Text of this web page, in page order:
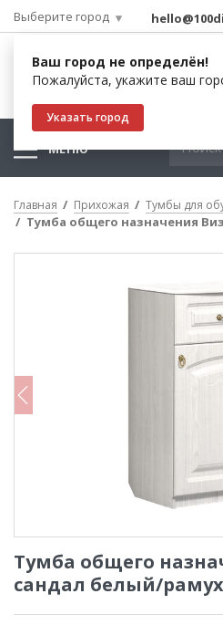
Выберите город
Ваш город не определён!
Пожалуйста, укажите ваш
Указать город
МЕНЮ
Главная Прихожая Тумбы для
Тумба общего назначения
Тумба общего
сандал белый/рамух